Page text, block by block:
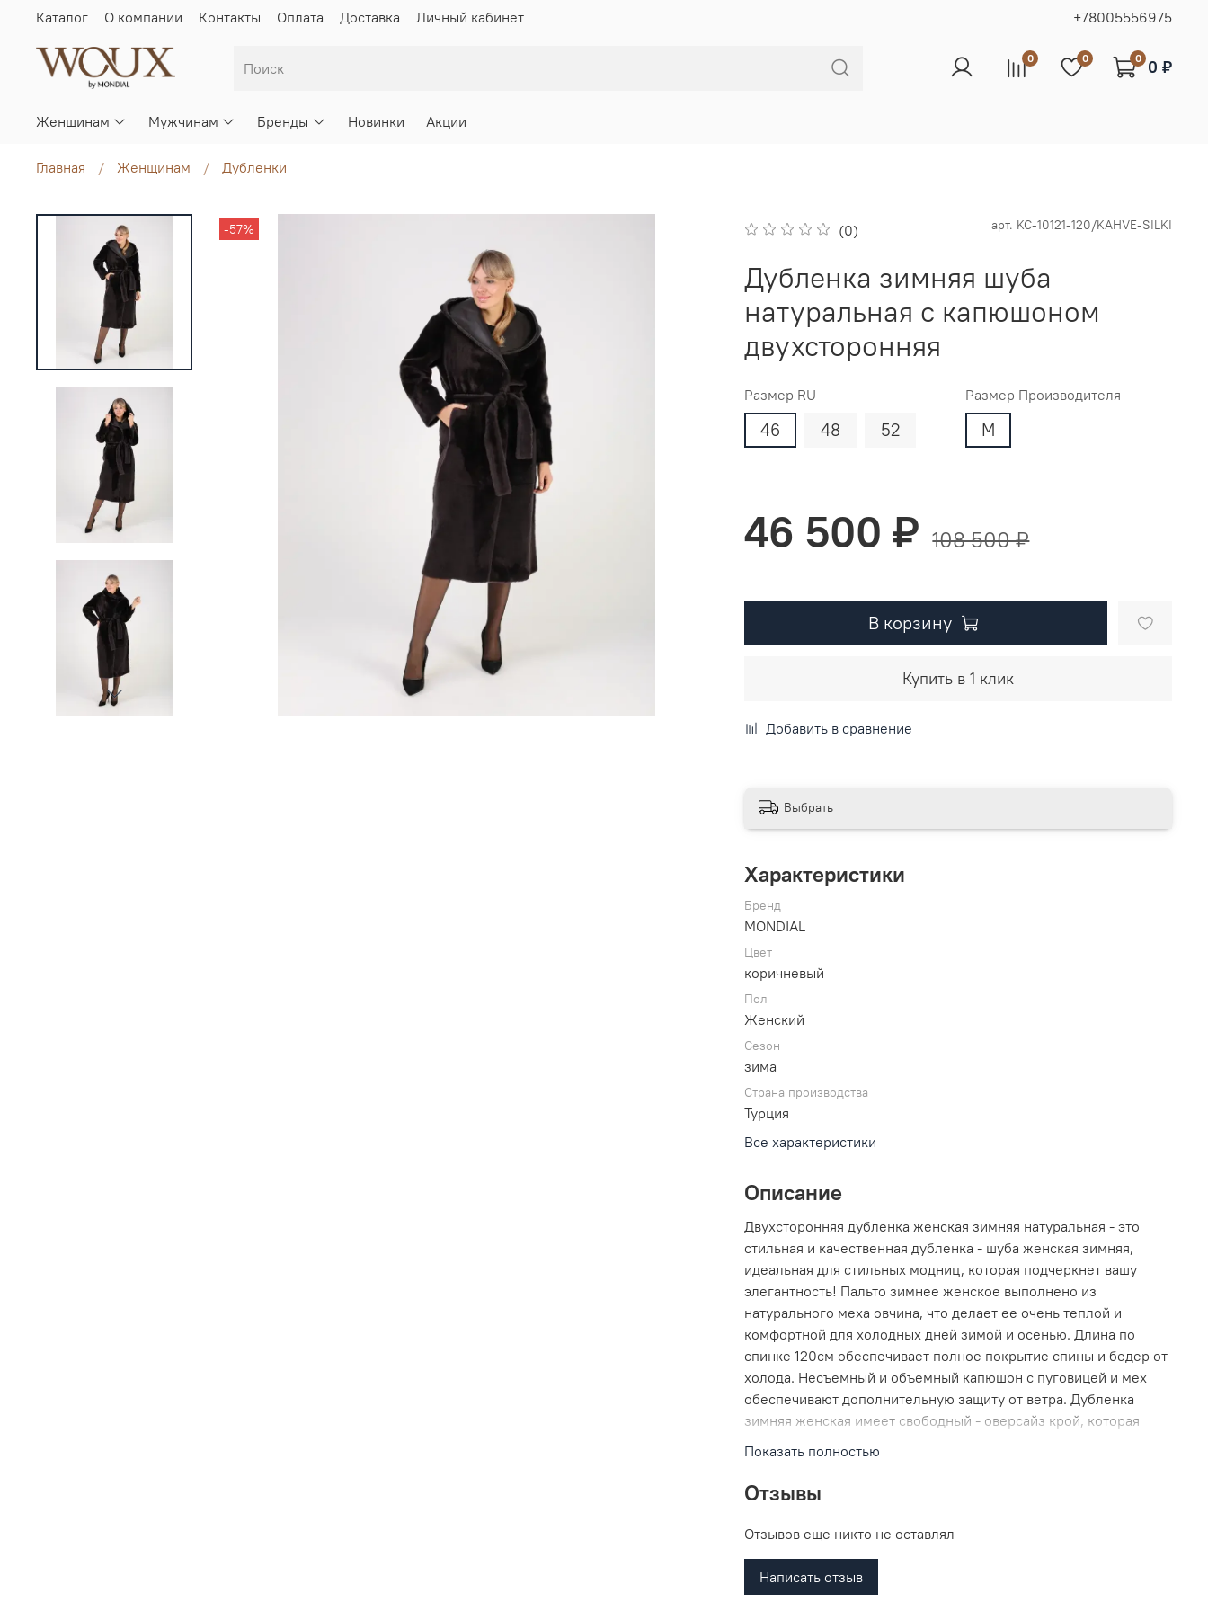
Каталог О компании Контакты Оплата Доставка Личный кабинет +78005556975
0 0 0 0 ₽
Женщинам Мужчинам Бренды Новинки Акции
Главная Женщинам Дубленки
-57% (0) арт. KC-10121-120/KAHVE-SILKI
Дубленка зимняя шуба
натуральная с капюшоном
двухсторонняя
Размер RU
46 48 52
Размер Производителя
M
46 500 ₽ 108 500 ₽
В корзину
Купить в 1 клик
Добавить в сравнение
Выбрать
Характеристики
Бренд
MONDIAL
Цвет
коричневый
Пол
Женский
Сезон
зима
Страна производства
Турция
Все характеристики
Описание
Двухсторонняя дубленка женская зимняя натуральная - это
стильная и качественная дубленка - шуба женская зимняя,
идеальная для стильных модниц, которая подчеркнет вашу
элегантность! Пальто зимнее женское выполнено из
натурального меха овчина, что делает ее очень теплой и
комфортной для холодных дней зимой и осенью. Длина по
спинке 120см обеспечивает полное покрытие спины и бедер от
холода. Несъемный и объемный капюшон с пуговицей и мех
обеспечивают дополнительную защиту от ветра. Дубленка
зимняя женская имеет свободный - оверсайз крой, которая
функциональности и удобства. Шубка очень теплая, в
комплекте идет пояс. Покрытие из "силки" делает изделие
более долговечным. Классический внешний вид и стильный
Эта модель зимней верхней одежды прекрасно сочетает в себе
стиль и комфорт. Модная шуба зимняя, пальто женское легко
Показать полностью
Отзывы
Отзывов еще никто не оставлял
Написать отзыв